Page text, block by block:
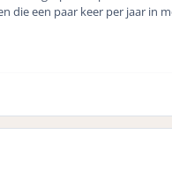
die een paar keer per jaar in